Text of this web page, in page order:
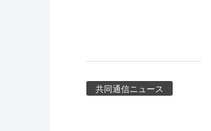
共同通信ニュース